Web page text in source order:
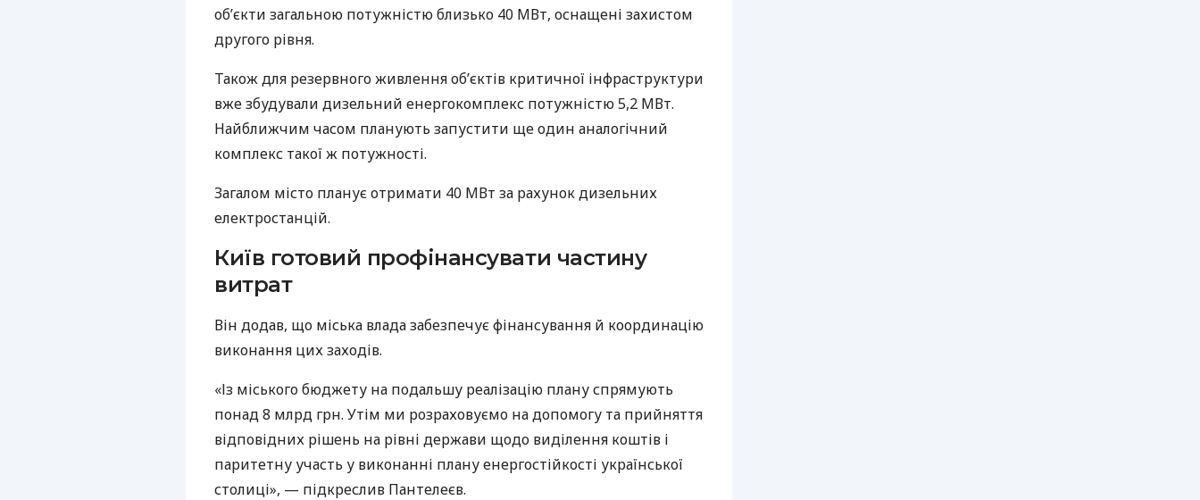
об’єкти загальною потужністю близько 40 МВт, оснащені захистом
другого рівня.
Також для резервного живлення об’єктів критичної інфраструктури
вже збудували дизельний енергокомплекс потужністю 5,2 МВт.
Найближчим часом планують запустити ще один аналогічний
комплекс такої ж потужності.
Загалом місто планує отримати 40 МВт за рахунок дизельних
електростанцій.
Київ готовий профінансувати частину
витрат
Він додав, що міська влада забезпечує фінансування й координацію
виконання цих заходів.
«Із міського бюджету на подальшу реалізацію плану спрямують
понад 8 млрд грн. Утім ми розраховуємо на допомогу та прийняття
відповідних рішень на рівні держави щодо виділення коштів і
паритетну участь у виконанні плану енергостійкості української
столиці», — підкреслив Пантелеєв.